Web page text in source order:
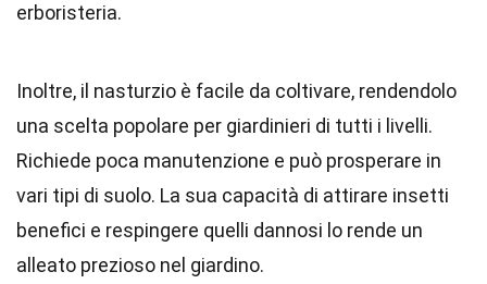
erboristeria.
Inoltre, il nasturzio è facile da coltivare, rendendolo
una scelta popolare per giardinieri di tutti i livelli.
Richiede poca manutenzione e può prosperare in
vari tipi di suolo. La sua capacità di attirare insetti
benefici e respingere quelli dannosi lo rende un
alleato prezioso nel giardino.